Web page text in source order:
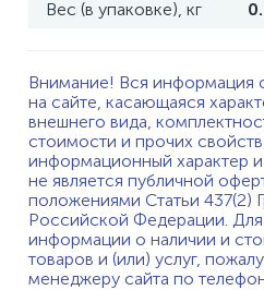
Вес (в упаковке), кг
Внимание! Вся информация
на сайте, касающаяся
внешнего вида,
стоимости и прочих
информационный характер
не является публичной
положениями Статьи 437(2)
Российской Федерации.
информации о наличии и
товаров и (или) услуг,
менеджеру сайта по